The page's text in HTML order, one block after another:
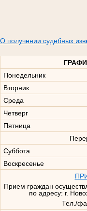
О получении судебных
Понедельник
Вторник
Среда
Четверг
Пятница
Суббота
Воскресенье
Прием граждан
по адресу: г.
Тел./